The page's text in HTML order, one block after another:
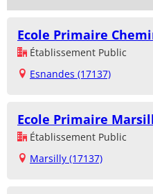
Ecole Primaire
Établissement Public
Esnandes (17137)
Ecole Primaire
Établissement Public
Marsilly (17137)